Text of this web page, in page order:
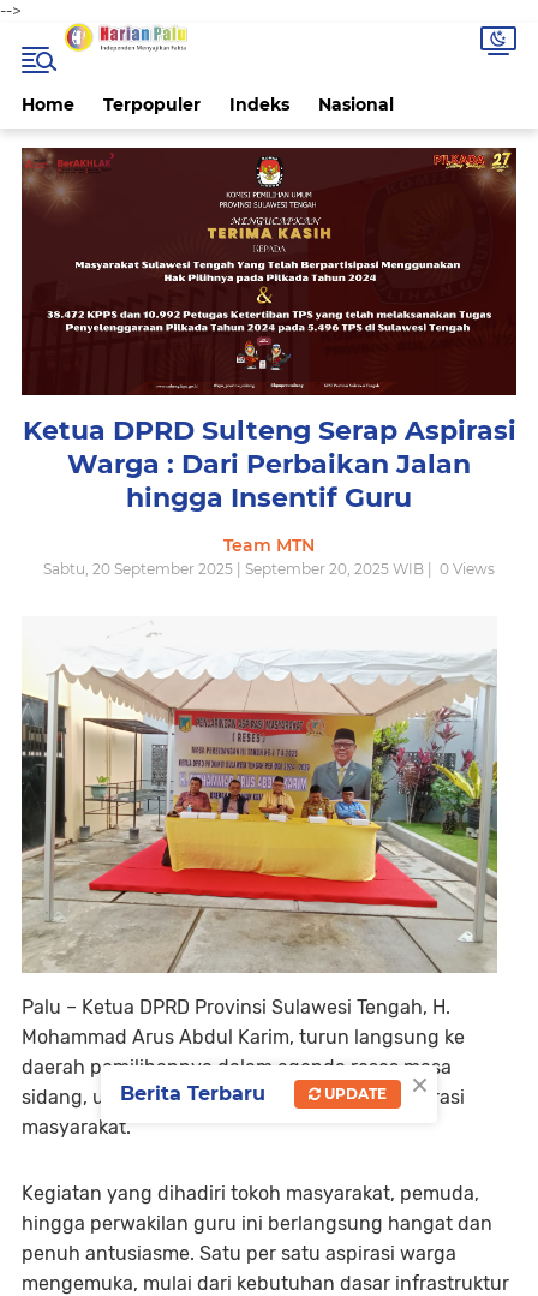
-->
Home Terpopuler Indeks Nasional
Ketua DPRD Sulteng Serap Aspirasi
Warga : Dari Perbaikan Jalan
hingga Insentif Guru
Team MTN
Sabtu, 20 September 2025 | September 20, 2025 WIB | 0 Views
Palu – Ketua DPRD Provinsi Sulawesi Tengah, H.
Mohammad Arus Abdul Karim, turun langsung ke
daerah pemilihannya dalam agenda reses masa
sidang, untuk mendengar dan menjaring aspirasi
masyarakat.
Kegiatan yang dihadiri tokoh masyarakat, pemuda,
hingga perwakilan guru ini berlangsung hangat dan
penuh antusiasme. Satu per satu aspirasi warga
mengemuka, mulai dari kebutuhan dasar infrastruktur
×
Berita Terbaru UPDATE